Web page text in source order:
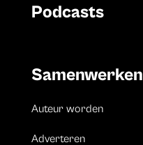
Podcasts
Samenwerken
Auteur worden
Adverteren